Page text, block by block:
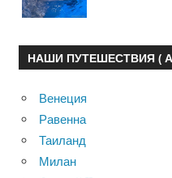
НАШИ ПУТЕШЕСТВИЯ (
Венеция
Равенна
Таиланд
Милан